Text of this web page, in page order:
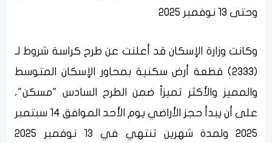
وحتى 13 نوفمبر 2025
وكانت وزارة الإسكان قد أعلنت عن طرح كراسة شروط لـ
(2333) قطعة أرض سكنية بمحاور الإسكان المتوسط
والمميز والأكثر تميزاً ضمن الطرح السادس "مسكن"،
على أن يبدأ حجز الأراضي يوم الأحد الموافق 14 سبتمبر
2025 ولمدة شهرين تنتهي في 13 نوفمبر 2025